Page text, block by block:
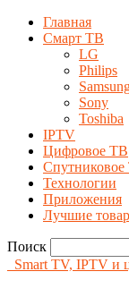
Главная
Смарт ТВ
LG
Philips
Sony
Toshiba
IPTV
Цифровое ТВ
Технологии
Приложения
Лучшие
Поиск
Smart TV, IPTV и